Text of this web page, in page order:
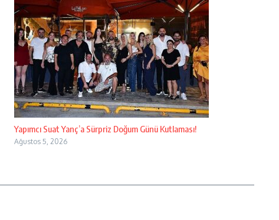
Yapımcı Suat Yanç’a Sürpriz Doğum Günü Kutlaması!
Ağustos 5, 2026